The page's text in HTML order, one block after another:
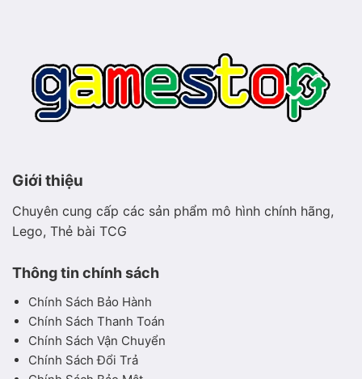
Giới thiệu
Chuyên cung cấp các sản phẩm mô hình chính hãng,
Lego, Thẻ bài TCG
Thông tin chính sách
Chính Sách Bảo Hành
Chính Sách Thanh Toán
Chính Sách Vận Chuyển
Chính Sách Đổi Trả